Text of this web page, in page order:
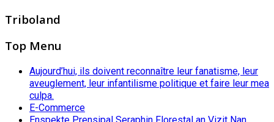
Triboland
Top Menu
Aujourd’hui, ils doivent reconnaître leur fanatisme, leur
aveuglement, leur infantilisme politique et faire leur mea
culpa.
E-Commerce